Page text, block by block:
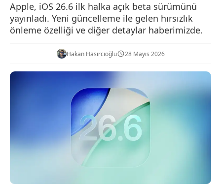
Apple, iOS 26.6 ilk halka açık beta sürümünü
yayınladı. Yeni güncelleme ile gelen hırsızlık
önleme özelliği ve diğer detaylar haberimizde.
Hakan Hasırcıoğlu 28 Mayıs 2026